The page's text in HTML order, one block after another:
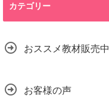
カテゴリー
おススメ教材販売中
お客様の声